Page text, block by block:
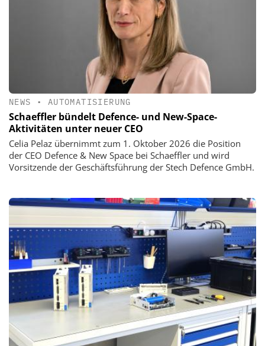
NEWS • AUTOMATISIERUNG
Schaeffler bündelt Defence- und New-Space-
Aktivitäten unter neuer CEO
Celia Pelaz übernimmt zum 1. Oktober 2026 die Position
der CEO Defence & New Space bei Schaeffler und wird
Vorsitzende der Geschäftsführung der Stech Defence GmbH.